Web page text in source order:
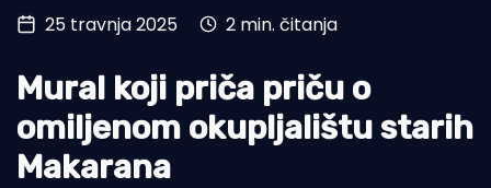
Turizam i nautika
Pomorstvo
Ribolov
Ekologija
25 travnja 2025 2 min. čitanja
Mural koji priča priču o
omiljenom okupljalištu starih
Makarana